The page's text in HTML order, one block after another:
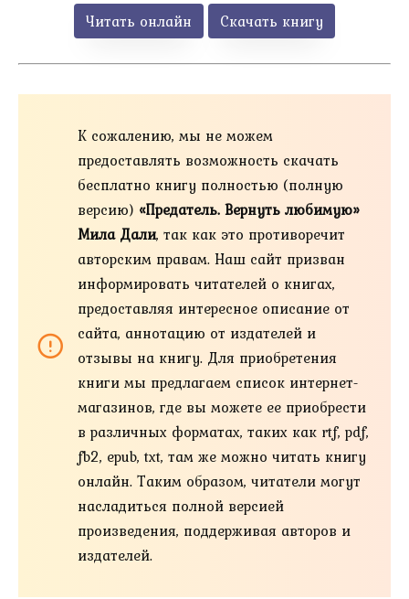
Читать онлайн Скачать книгу
К сожалению, мы не можем
предоставлять возможность скачать
бесплатно книгу полностью (полную
версию) «Предатель. Вернуть любимую»
Мила Дали, так как это противоречит
авторским правам. Наш сайт призван
информировать читателей о книгах,
предоставляя интересное описание от
сайта, аннотацию от издателей и
отзывы на книгу. Для приобретения
книги мы предлагаем список интернет-
магазинов, где вы можете ее приобрести
в различных форматах, таких как rtf, pdf,
fb2, epub, txt, там же можно читать книгу
онлайн. Таким образом, читатели могут
насладиться полной версией
произведения, поддерживая авторов и
издателей.